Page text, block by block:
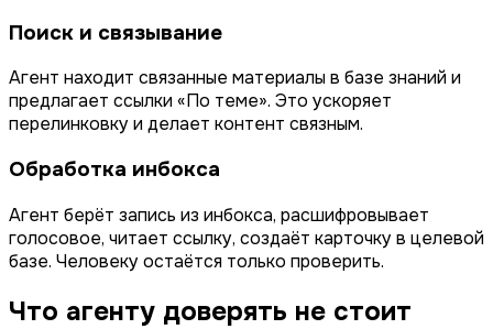
Поиск и связывание
Агент находит связанные материалы в базе знаний и
предлагает ссылки «По теме». Это ускоряет
перелинковку и делает контент связным.
Обработка инбокса
Агент берёт запись из инбокса, расшифровывает
голосовое, читает ссылку, создаёт карточку в целевой
базе. Человеку остаётся только проверить.
Что агенту доверять не стоит